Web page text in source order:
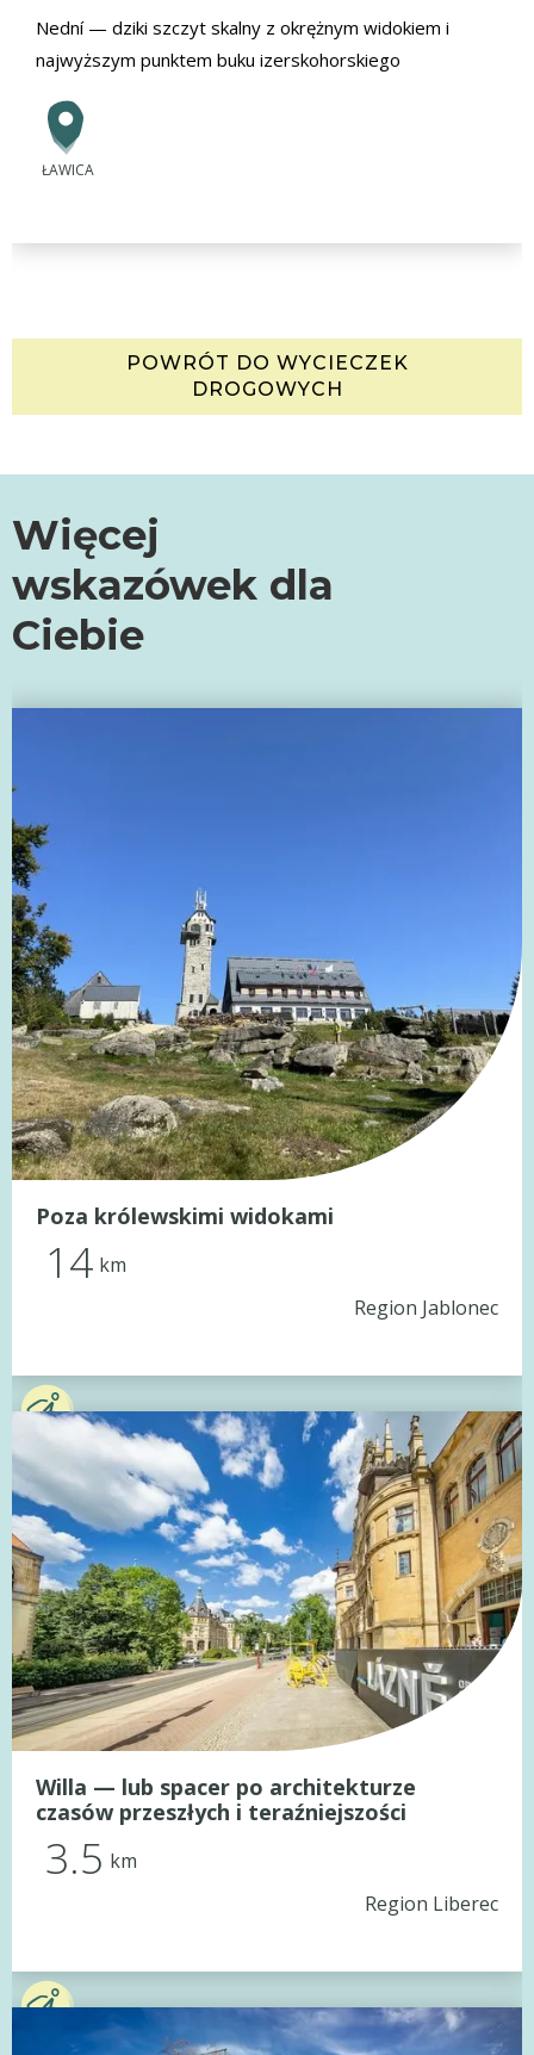
Nední — dziki szczyt skalny z okrężnym widokiem i
najwyższym punktem buku izerskohorskiego
ŁAWICA
POWRÓT DO WYCIECZEK
DROGOWYCH
Więcej
wskazówek dla
Ciebie
Poza królewskimi widokami
14 km
Region Jablonec
Willa — lub spacer po architekturze
czasów przeszłych i teraźniejszości
3.5 km
Region Liberec